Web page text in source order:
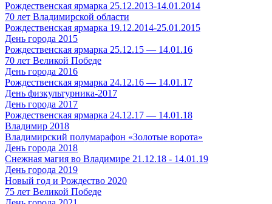
Рождественская ярмарка 25.12.2013-14.01.2014
70 лет Владимирской области
Рождественская ярмарка 19.12.2014-25.01.2015
День города 2015
Рождественская ярмарка 25.12.15 — 14.01.16
70 лет Великой Победе
День города 2016
Рождественская ярмарка 24.12.16 — 14.01.17
День физкультурника-2017
День города 2017
Рождественская ярмарка 24.12.17 — 14.01.18
Владимир 2018
Владимирский полумарафон «Золотые ворота»
День города 2018
Снежная магия во Владимире 21.12.18 - 14.01.19
День города 2019
Новый год и Рождество 2020
75 лет Великой Победе